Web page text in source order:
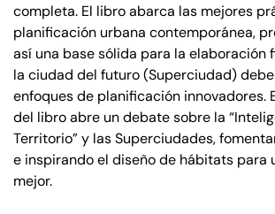
completa. El libro abarca las mejores
planificación urbana contemporánea,
así una base sólida para la elaboración
la ciudad del futuro (Superciudad)
enfoques de planificación innovadores.
del libro abre un debate sobre la
Territorio” y las Superciudades,
e inspirando el diseño de hábitats para
mejor.